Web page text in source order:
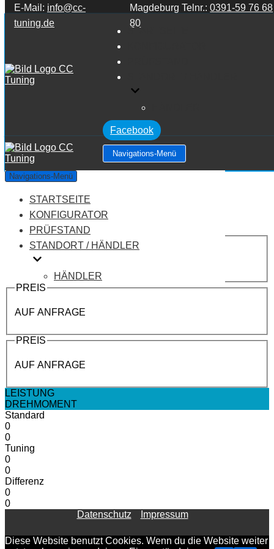
Zum Inhalt springen
E-Mail: info@cc-
tuning.de
Magdeburg Telnr.:0391-59 76 68
80
STARTSEITE
Facebook
Navigations-Menü
Navigations-Menü
STARTSEITE
KONFIGURATOR
PRÜFSTAND
STANDORT / HÄNDLER
HÄNDLER
KIA Sportage MK2 2.7 V6
Leistung:175 PS
Drehmoment: 241 NM
Motortyp:Benziner
PREIS
AUF ANFRAGE
PREIS
AUF ANFRAGE
PREIS
AUF ANFRAGE
LEISTUNG
DREHMOMENT
Standard
0
0
Tuning
0
0
Differenz
0
0
Datenschutz
Impressum
Diese Website benutzt Cookies. Wenn du die Website weiter